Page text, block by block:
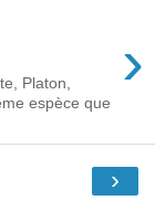
›
Platon,
espèce que
›